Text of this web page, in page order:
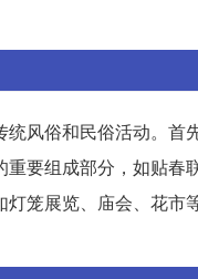
风俗和民俗活动。
要组成部分，如贴
笼展览、庙会、花